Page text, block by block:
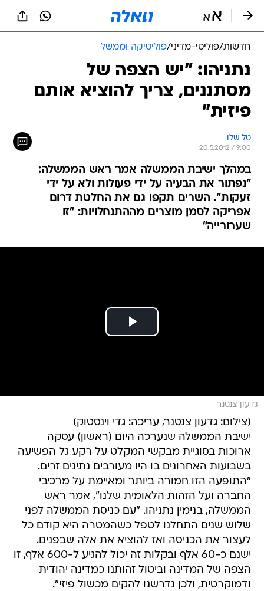
חדשות/פוליטי-מדיני/פוליטיקה וממשל
נתניהו: "יש הצפה של
מסתננים, צריך להוציא אותם
פיזית"
טל שלו
20.5.2012 / 9:00
במהלך ישיבת הממשלה אמר ראש הממשלה:
"נפתור את הבעיה על ידי פעולות ולא על ידי
זעקות". השרים תקפו גם את החלטת דרום
אפריקה לסמן מוצרים מההתנחלויות: "זו
שערורייה"
גדעון צנטנר
(צילום: גדעון צנטנר, עריכה: גדי וינסטוק)
ישיבת הממשלה שנערכה היום (ראשון) עסקה
ארוכות בסוגיית מבקשי המקלט על רקע גל הפשיעה
בשבועות האחרונים בו היו מעורבים נתינים זרים.
"התופעה הזו חמורה ביותר ומאיימת על מרכיבי
החברה ועל הזהות הלאומית שלנו", אמר ראש
הממשלה, בנימין נתניהו. "עם כניסת הממשלה לפני
שלוש שנים התחלנו לטפל כשהמטרה היא קודם כל
לעצור את הכניסה ואז להוציא את אלה שבפנים.
ישנם כ-60 אלף ובקלות זה יכול להגיע ל-600 אלף, זו
הצפה של המדינה וביטול זהותנו כמדינה יהודית
ודמוקרטית, ולכן נדרשנו להקים מכשול פיזי".